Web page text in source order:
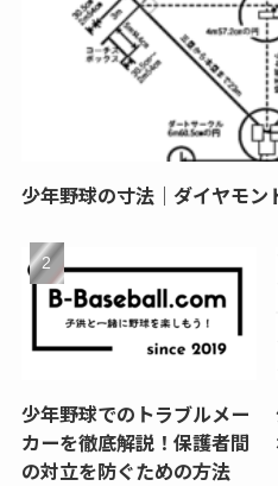
少年野球の寸法｜ダイヤモン
少年野球でのトラブルメー
カーを徹底解説！保護者間
の対立を防ぐための方法